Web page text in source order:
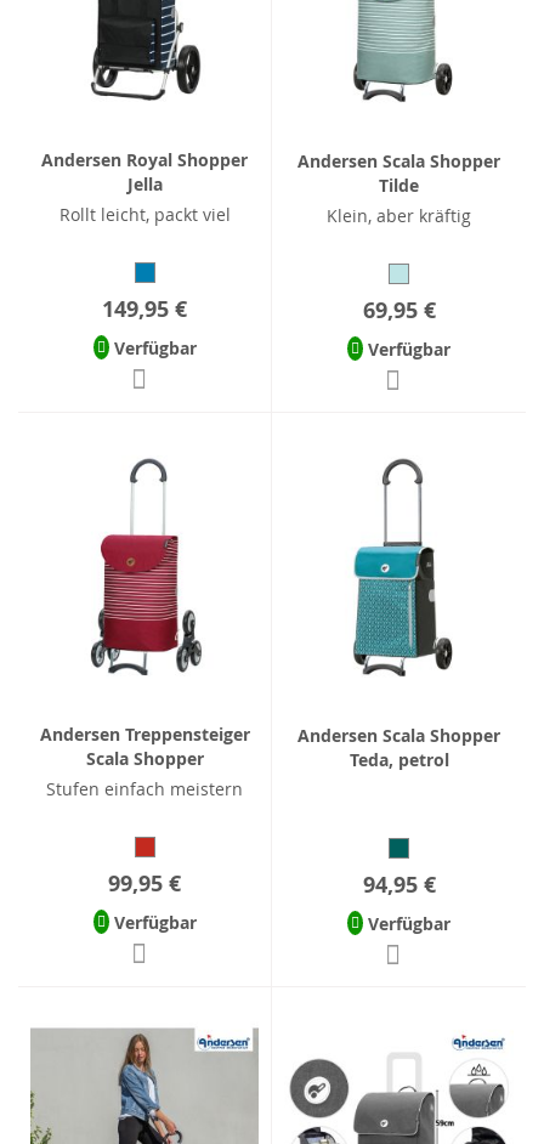
Andersen Royal Shopper
Jella
Rollt leicht, packt viel
149,95 €
Verfügbar
Andersen Scala Shopper
Tilde
Klein, aber kräftig
69,95 €
Verfügbar
Andersen Treppensteiger
Scala Shopper
Stufen einfach meistern
99,95 €
Verfügbar
Andersen Scala Shopper
Teda, petrol
94,95 €
Verfügbar